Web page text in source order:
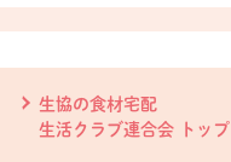
生協の食材宅配
生活クラブ連合会 トップ